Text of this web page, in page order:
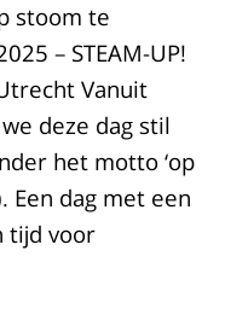
stoom te
– STEAM-UP!
Vanuit
deze dag stil
het motto ‘op
Een dag met een
tijd voor